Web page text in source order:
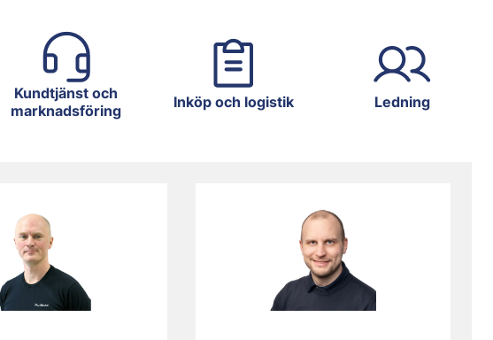
Kundtjänst och
marknadsföring
Inköp och logistik Ledning